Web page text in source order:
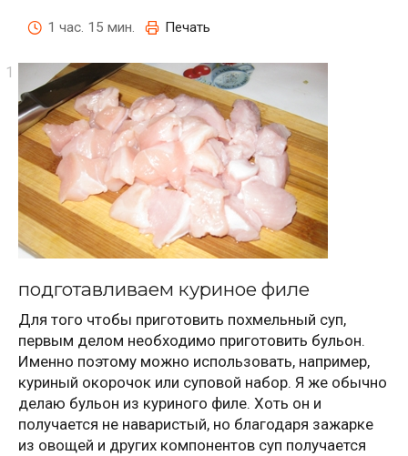
1 час. 15 мин. Печать
подготавливаем куриное филе
Для того чтобы приготовить похмельный суп,
первым делом необходимо приготовить бульон.
Именно поэтому можно использовать, например,
куриный окорочок или суповой набор. Я же обычно
делаю бульон из куриного филе. Хоть он и
получается не наваристый, но благодаря зажарке
из овощей и других компонентов суп получается